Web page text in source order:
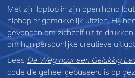
Met zijn laptop in zijn open hand
hiphop er gemakkelijk uitzien. Hij
gevonden om zichzelf uit te
om hun persoonlijke creatieve
Lees De Weg naar een Gelukkig
code die geheel gebaseerd is op